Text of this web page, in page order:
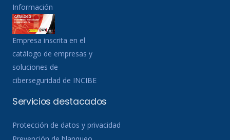
Información
Empresa inscrita en el
catálogo de empresas y
soluciones de
ciberseguridad de INCIBE
Servicios destacados
Protección de datos y privacidad